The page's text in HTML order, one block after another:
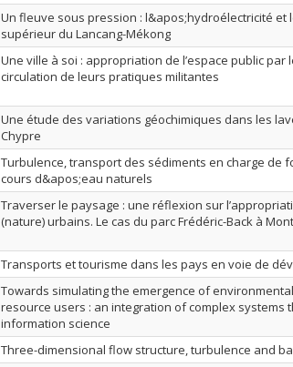
Un fleuve sous pression : l&apos;hydroélectricité
supérieur du Lancang-Mékong
Une ville à soi : appropriation de l’espace public par
circulation de leurs pratiques militantes
Une étude des variations géochimiques dans les
Chypre
Turbulence, transport des sédiments en charge de
cours d&apos;eau naturels
Traverser le paysage : une réflexion sur
(nature) urbains. Le cas du parc Frédéric-Back à
Transports et tourisme dans les pays en voie de
Towards simulating the emergence of
resource users : an integration of complex systems
information science
Three-dimensional flow structure, turbulence and